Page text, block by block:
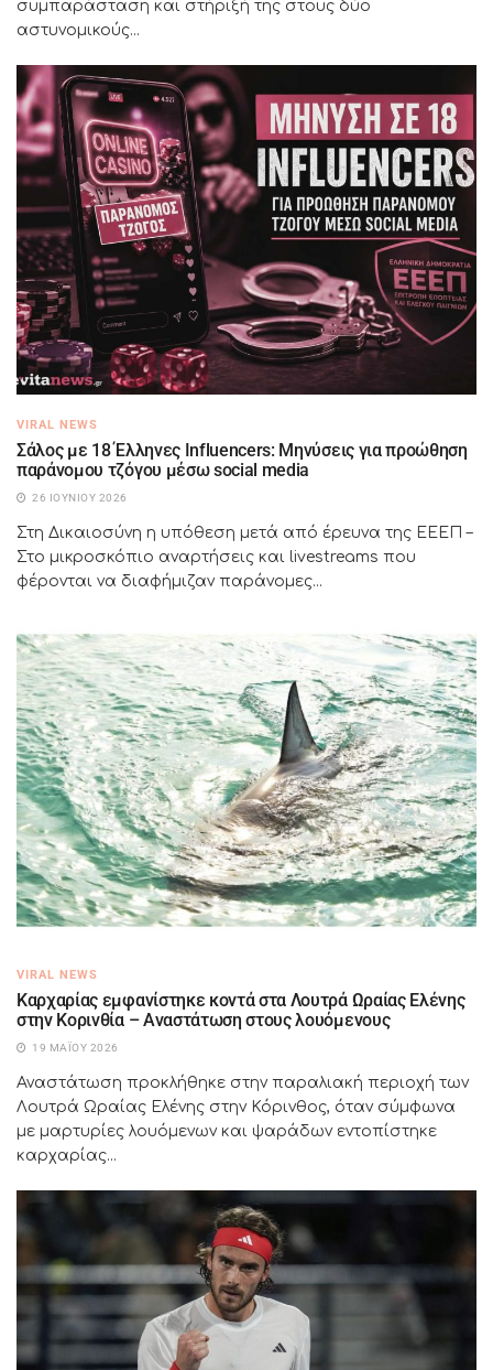
συμπαράσταση και στήριξή της στους δύο
αστυνομικούς...
VIRAL NEWS
Σάλος με 18 Έλληνες Influencers: Μηνύσεις για προώθηση
παράνομου τζόγου μέσω social media
26 ΙΟΥΝΊΟΥ 2026
Στη Δικαιοσύνη η υπόθεση μετά από έρευνα της ΕΕΕΠ –
Στο μικροσκόπιο αναρτήσεις και livestreams που
φέρονται να διαφήμιζαν παράνομες...
VIRAL NEWS
Καρχαρίας εμφανίστηκε κοντά στα Λουτρά Ωραίας Ελένης
στην Κορινθία – Αναστάτωση στους λουόμενους
19 ΜΑΪ́ΟΥ 2026
Αναστάτωση προκλήθηκε στην παραλιακή περιοχή των
Λουτρά Ωραίας Ελένης στην Κόρινθος, όταν σύμφωνα
με μαρτυρίες λουόμενων και ψαράδων εντοπίστηκε
καρχαρίας...